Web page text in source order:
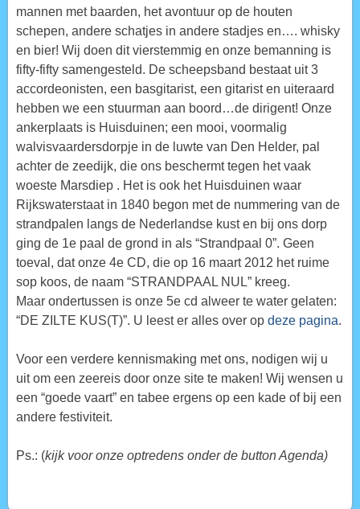
mannen met baarden, het avontuur op de houten
schepen, andere schatjes in andere stadjes en…. whisky
en bier! Wij doen dit vierstemmig en onze bemanning is
fifty-fifty samengesteld. De scheepsband bestaat uit 3
accordeonisten, een basgitarist, een gitarist en uiteraard
hebben we een stuurman aan boord…de dirigent! Onze
ankerplaats is Huisduinen; een mooi, voormalig
walvisvaardersdorpje in de luwte van Den Helder, pal
achter de zeedijk, die ons beschermt tegen het vaak
woeste Marsdiep . Het is ook het Huisduinen waar
Rijkswaterstaat in 1840 begon met de nummering van de
strandpalen langs de Nederlandse kust en bij ons dorp
ging de 1e paal de grond in als “Strandpaal 0”. Geen
toeval, dat onze 4e CD, die op 16 maart 2012 het ruime
sop koos, de naam “STRANDPAAL NUL” kreeg.
Maar ondertussen is onze 5e cd alweer te water gelaten:
“DE ZILTE KUS(T)”. U leest er alles over op deze pagina.
Voor een verdere kennismaking met ons, nodigen wij u
uit om een zeereis door onze site te maken! Wij wensen u
een “goede vaart” en tabee ergens op een kade of bij een
andere festiviteit.
Ps.: (kijk voor onze optredens onder de button Agenda)